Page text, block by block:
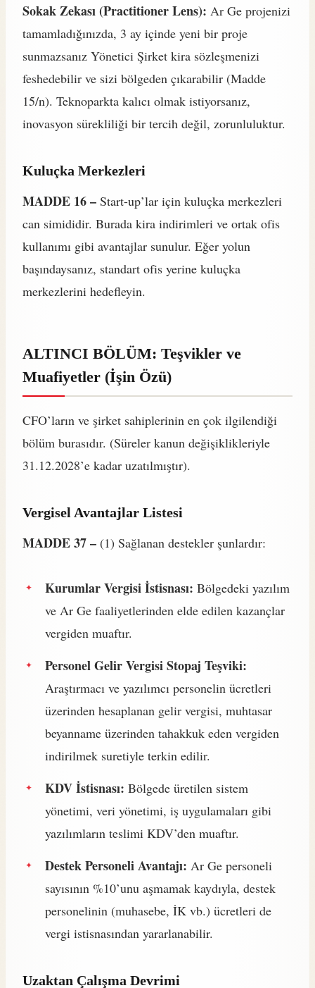
Sokak Zekası (Practitioner Lens): Ar Ge projenizi
tamamladığınızda, 3 ay içinde yeni bir proje
sunmazsanız Yönetici Şirket kira sözleşmenizi
feshedebilir ve sizi bölgeden çıkarabilir (Madde
15/n). Teknoparkta kalıcı olmak istiyorsanız,
inovasyon sürekliliği bir tercih değil, zorunluluktur.
Kuluçka Merkezleri
MADDE 16 – Start-up’lar için kuluçka merkezleri
can simididir. Burada kira indirimleri ve ortak ofis
kullanımı gibi avantajlar sunulur. Eğer yolun
başındaysanız, standart ofis yerine kuluçka
merkezlerini hedefleyin.
ALTINCI BÖLÜM: Teşvikler ve
Muafiyetler (İşin Özü)
CFO’ların ve şirket sahiplerinin en çok ilgilendiği
bölüm burasıdır. (Süreler kanun değişiklikleriyle
31.12.2028’e kadar uzatılmıştır).
Vergisel Avantajlar Listesi
MADDE 37 – (1) Sağlanan destekler şunlardır:
Kurumlar Vergisi İstisnası: Bölgedeki yazılım
ve Ar Ge faaliyetlerinden elde edilen kazançlar
vergiden muaftır.
Personel Gelir Vergisi Stopaj Teşviki:
Araştırmacı ve yazılımcı personelin ücretleri
üzerinden hesaplanan gelir vergisi, muhtasar
beyanname üzerinden tahakkuk eden vergiden
indirilmek suretiyle terkin edilir.
KDV İstisnası: Bölgede üretilen sistem
yönetimi, veri yönetimi, iş uygulamaları gibi
yazılımların teslimi KDV’den muaftır.
Destek Personeli Avantajı: Ar Ge personeli
sayısının %10’unu aşmamak kaydıyla, destek
personelinin (muhasebe, İK vb.) ücretleri de
vergi istisnasından yararlanabilir.
Uzaktan Çalışma Devrimi